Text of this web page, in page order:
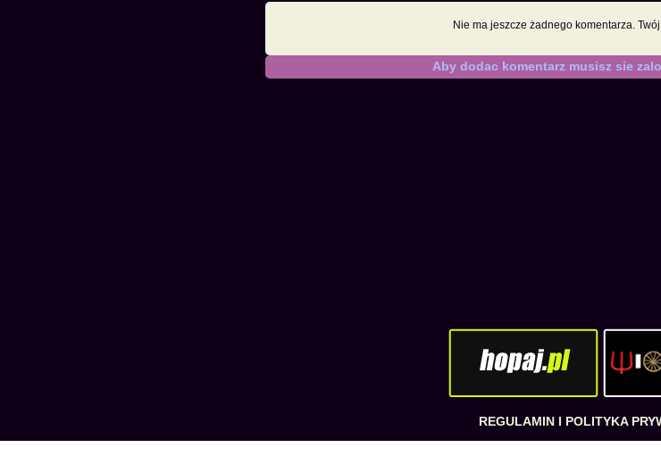
Nie ma jeszcze żadnego komentarza.
Aby dodac komentarz musisz sie
REGULAMIN I POLITYKA